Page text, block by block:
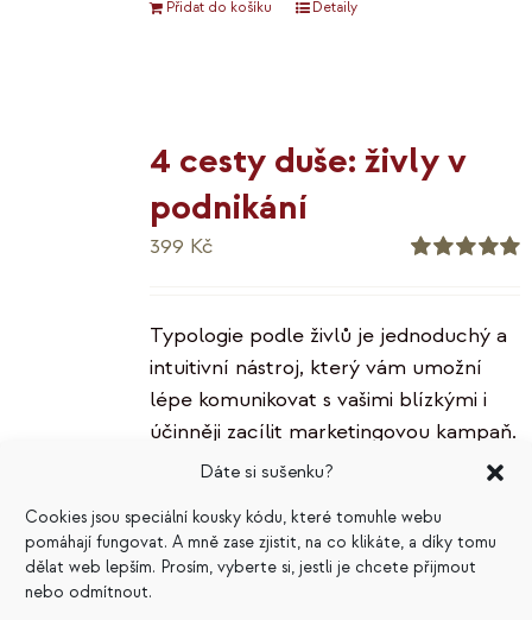
Dáte si sušenku?
Cookies jsou speciální kousky kódu, které tomuhle webu
pomáhají fungovat. A mně zase zjistit, na co klikáte, a díky tomu
dělat web lepším. Prosím, vyberte si, jestli je chcete přijmout
nebo odmítnout.
Přidat do košíku Detaily
4 cesty duše: živly v
podnikání
399 Kč
Typologie podle živlů je jednoduchý a
intuitivní nástroj, který vám umožní
lépe komunikovat s vašimi blízkými i
účinněji zacílit marketingovou kampaň.
E-kniha 4 cesty duše vás seznámí s
ohně, vody, země a vzduchu - a naučí
vás typologii v praxi používat v
podnikání.